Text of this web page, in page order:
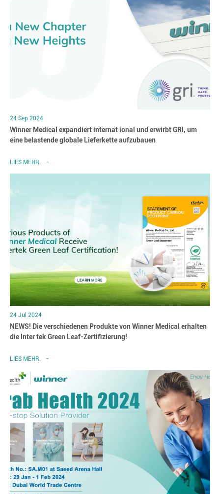
24 Sep 2024
Winner Medical expandiert internat ional und erwirbt GRI, um
eine belastende globale Lieferkette aufzubauen
LIES MEHR.
24 Jul 2024
NEWS! Die verschiedenen Produkte von Winner Medical erhalten
die Inter tek Green Leaf-Zertifizierung!
LIES MEHR.